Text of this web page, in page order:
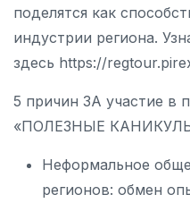
поделятся как
индустрии региона.
здесь https://
5 причин ЗА участие в
«ПОЛЕЗНЫЕ
Неформальное
регионов: обмен